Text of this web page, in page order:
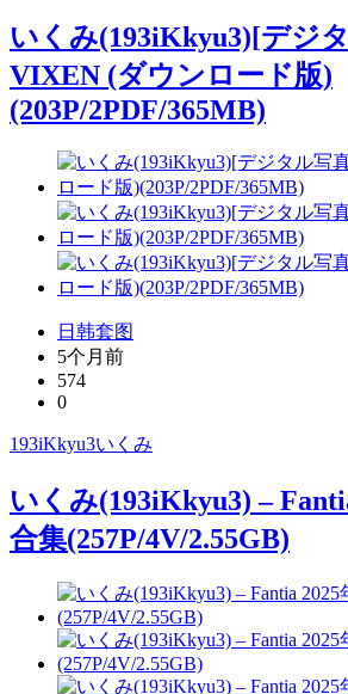
いくみ(193iKkyu3)[デジ
VIXEN (ダウンロード版)
(203P/2PDF/365MB)
日韩套图
5个月前
574
0
193iKkyu3いくみ
いくみ(193iKkyu3) –
合集(257P/4V/2.55GB)